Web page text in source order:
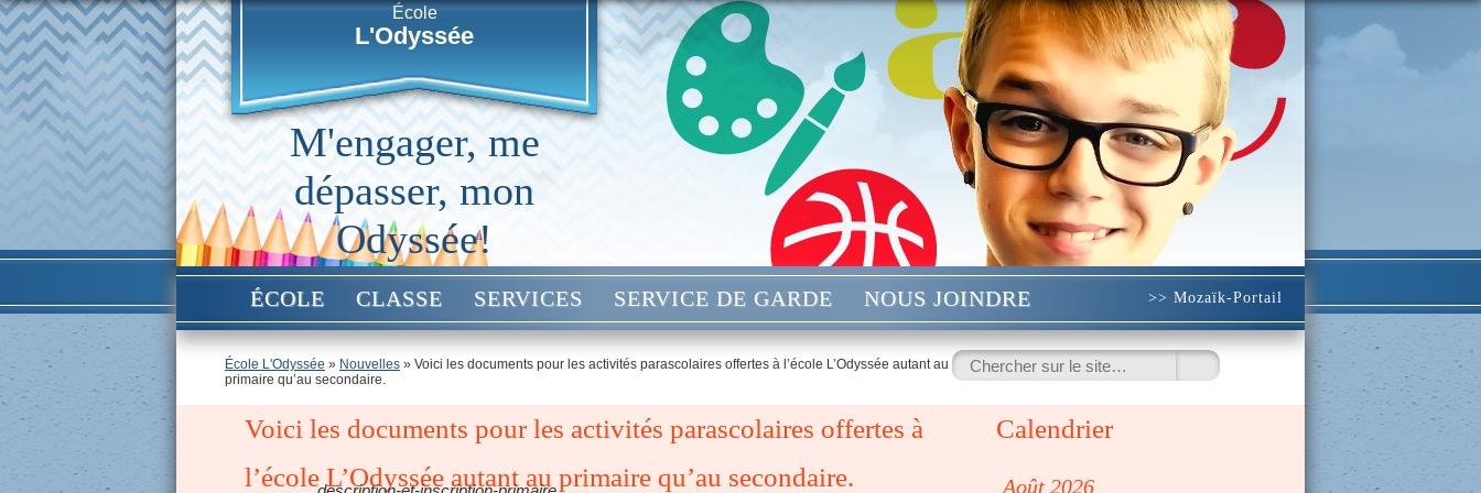
École
L'Odyssée
M'engager, me
dépasser, mon
Odyssée!
ÉCOLE CLASSE SERVICES SERVICE DE GARDE NOUS JOINDRE >> Mozaïk-Portail
École L'Odyssée » Nouvelles » Voici les documents pour les activités parascolaires offertes à l’école L’Odyssée autant au
primaire qu’au secondaire.
Rechercher
:
Voici les documents pour les activités parascolaires offertes à
l’école L’Odyssée autant au primaire qu’au secondaire.
Calendrier
Août 2026